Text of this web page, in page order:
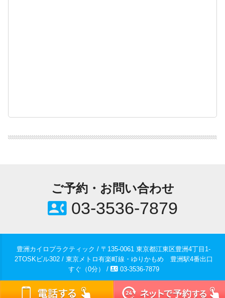
ご予約・お問い合わせ
contact_phone03-3536-7879
豊洲カイロプラクティック / 〒135-0061 東京都江東区豊洲4丁目1-
2TOSKビル302 / 東京メトロ有楽町線・ゆりかもめ 豊洲駅4番出口
すぐ（0分） / contact_phone03-3536-7879
© 2018-2026 豊洲の整体 豊洲カイロプラクティック